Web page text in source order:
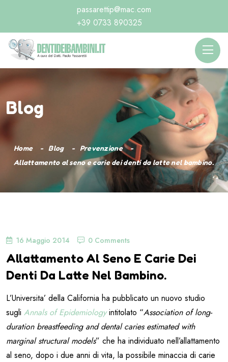
passarettip@mac.com
+39 0733 890325
Blog
Home Blog
Prevenzione
Allattamento al seno e carie dei denti da latte nel bambino.
16 Maggio 2014 0 Comments
Allattamento Al Seno E Carie Dei
Denti Da Latte Nel Bambino.
L’Universita’ della California ha pubblicato un nuovo studio
sugli Annals of Epidemiologyintitolato “Association of long-
duration breastfeeding and dental caries estimated with
marginal structural models” che ha individuato nell’allattamento
al seno, dopo i due anni di vita, la possibile minaccia di carie